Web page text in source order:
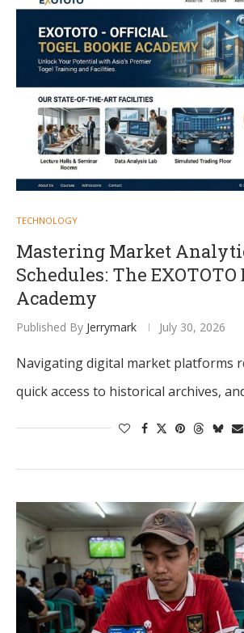
TECHNOLOGY
Mastering Market
Schedules: The
Academy
Published By Jerrymark July 30, 2026
Navigating digital market platforms
quick access to historical archives,